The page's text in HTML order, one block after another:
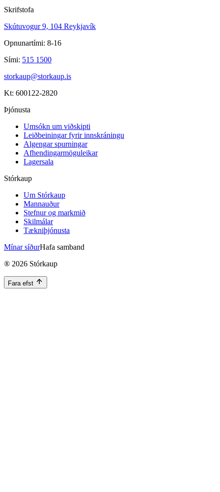
Skrifstofa
Skútuvogur 9, 104 Reykjavík
Opnunartími: 8-16
Sími: 515 1500
storkaup@storkaup.is
Kt: 600122-2820
Þjónusta
Umsókn um viðskipti
Leiðbeiningar fyrir innskráningu
Algengar spurningar
Afhendingarmöguleikar
Lagersala
Stórkaup
Um Stórkaup
Mannauður
Stefnur og markmið
Skilmálar
Tækniþjónusta
Mínar síðurHafa samband
® 2026 Stórkaup
Fara efst